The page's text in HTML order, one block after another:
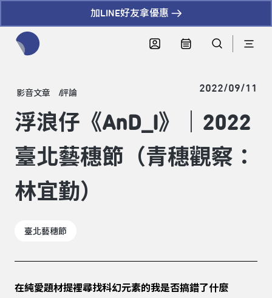
加LINE好友拿優惠
影音文章 評論 2022/09/11
浮浪仔《AnD_I》｜2022
臺北藝穗節（青穗觀察：
林宜勤）
臺北藝穗節
在純愛題材提裡尋找科幻元素的我是否搞錯了什麼